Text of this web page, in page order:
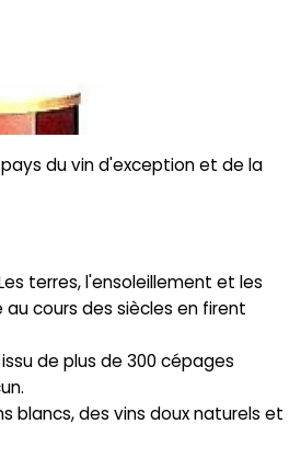
du vin d'exception et de la
terres, l'ensoleillement et les
cours des siècles en firent
issu de plus de 300 cépages
blancs, des vins doux naturels et